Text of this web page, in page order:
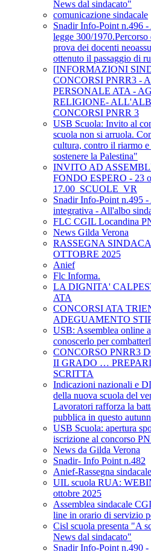
News dal sindacato"
comunicazione sindacale
Snadir Info-Point n.496
legge 300/
prova dei docenti
ottenuto il passaggio di
[INFORMAZIONI
CONCORSI PNRR3 -
PERSONALE ATA -
RELIGIONE-
CONCORSI PNRR 3
USB Scuola: Invito al
scuola non si arruola.
cultura, contro il riarmo
sostenere la Palestina"
INVITO AD
FONDO ESPERO - 23
17.00_SCUOLE_VR
Snadir Info-Point n.495 -
integrativa - All'albo
FLC CGIL Locandina
News Gilda Verona
RASSEGNA
OTTOBRE 2025
Anief
Flc Informa.
LA DIGNITA'
ATA
CONCORSI ATA
ADEGUAMENTO
USB: Assemblea online
conoscerlo per
CONCORSO PNRR3
II GRADO …
SCRITTA
Indicazioni nazionali e
della nuova scuola del
Lavoratori rafforza la
pubblica in questo
USB Scuola: apertura
iscrizione al concorso
News da Gilda Verona
Snadir- Info Point n.482
Anief-Rassegna sindacale
UIL scuola RUA:
ottobre 2025
Assemblea sindacale
line in orario di servizio
Cisl scuola presenta "A
News dal sindacato"
Snadir Info-Point n.490